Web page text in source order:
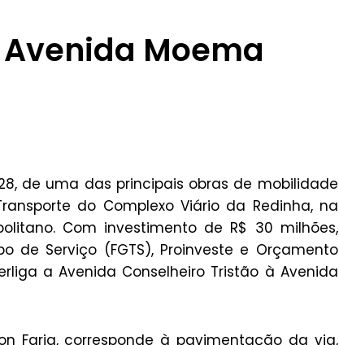
Moema
de uma das principais obras de mobilidade
do Complexo Viário da Redinha, na
Com investimento de R$ 30 milhões,
de Serviço (FGTS), Proinveste e Orçamento
a Avenida Conselheiro Tristão à Avenida
Faria, corresponde à pavimentação da via,